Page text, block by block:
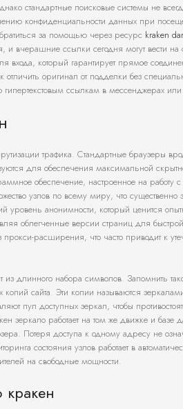
стандартные поисковые системы не
конфиденциальности данных при
за помощью через ресурс kraken
и вчерашние ссылки сегодня могут вести
который гарантирует прямое
оригинал от подделки без
гипертекстовым ссылкам в мессенджерах
трафика. Стандартные браузеры
для обеспечения максимальной
обеспечение, настроенное на работу
узлов по всему миру, что существенно
уровень анонимности, который ценится
облегченные версии страниц для
расширения, что часто приводит к
из длинного набора символов. Запомнить
сайта. Эти копии называются
пул доступных зеркал, чтобы
зеркало работает на том же движке и базе
Потеря доступа к одному адресу не
состояния узлов работает в
на свободные мощности.